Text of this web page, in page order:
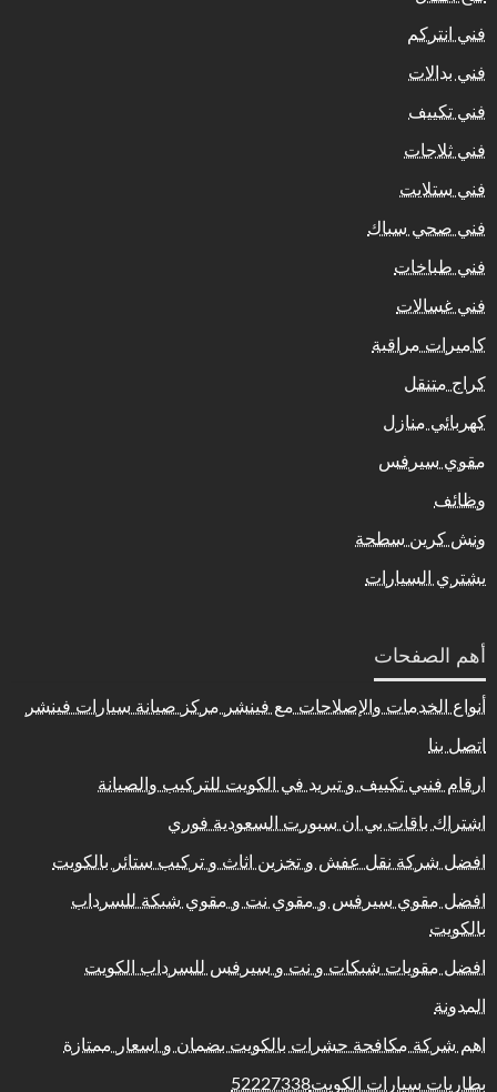
فني انتركم
فني بدالات
فني تكييف
فني ثلاجات
فني ستلايت
فني صحي سباك
فني طباخات
فني غسالات
كاميرات مراقبة
كراج متنقل
كهربائي منازل
مقوي سيرفس
وظائف
ونش كرين سطحة
يشتري السيارات
أهم الصفحات
أنواع الخدمات والإصلاحات مع فينشر مركز صيانة سيارات فينشر
اتصل بنا
ارقام فنيي تكييف و تبريد في الكويت للتركيب والصيانة
اشتراك باقات بي ان سبورت السعودية فوري
افضل شركة نقل عفش و تخزين اثاث و تركيب ستائر بالكويت
افضل مقوي سيرفس و مقوي نت و مقوي شبكة للسرداب
بالكويت
افضل مقويات شبكات و نت و سيرفس للسرداب الكويت
المدونة
اهم شركة مكافحة حشرات بالكويت بضمان و اسعار ممتازة
بطاريات سيارات الكويت52227338